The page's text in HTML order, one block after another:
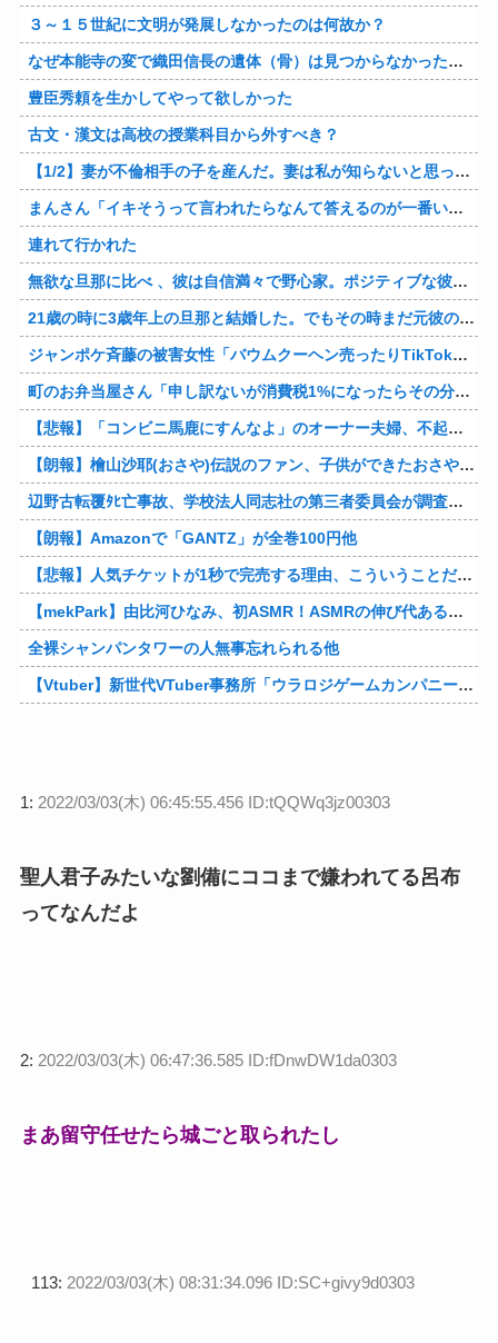
３～１５世紀に文明が発展しなかったのは何故か？
なぜ本能寺の変で織田信長の遺体（骨）は見つからなかったのか
豊臣秀頼を生かしてやって欲しかった
古文・漢文は高校の授業科目から外すべき？
【1/2】妻が不倫相手の子を産んだ。妻は私が知らないと思っている。遠方のため会うのは年に数回程度だが、今も不倫相手とは切れていない。そしてまもなく妻は不倫相手に会いに行く…
まんさん「イキそうって言われたらなんて答えるのが一番いい？」
連れて行かれた
無欲な旦那に比べ 、彼は自信満々で野心家。ポジティブな彼に惹かれバイト後や休みの日に会うようになり、男女の関係になるまで時間はいらなかった… だが彼はただのバカだったｗ
21歳の時に3歳年上の旦那と結婚した。でもその時まだ元彼のこと忘れられなくて、元彼の再アタックに負けて浮気しちゃって… でも結局ばれて旦那の辛そうな姿見て初めて後悔した…
ジャンポケ斉藤の被害女性「バウムクーヘン売ったりTikTokライブしててムカついたから示談しなかった」
町のお弁当屋さん「申し訳ないが消費税1%になったらその分商品代を値上げするわ」 「うちも！」
【悲報】「コンビニ馬鹿にすんなよ」のオーナー夫婦、不起訴ｗｗｗｗｗｗｗｗ
【朗報】檜山沙耶(おさや)伝説のファン、子供ができたおさやへの正直な気持ちを語るｗ
辺野古転覆ﾀﾋ亡事故、学校法人同志社の第三者委員会が調査報告書を公表 … 安全配慮義務違反や安全管理に関する検証を妨げた組織風土の存在を指摘
【朗報】Amazonで「GANTZ」が全巻100円他
【悲報】人気チケットが1秒で完売する理由、こういうことだったｗｗｗｗ他
【mekPark】由比河ひなみ、初ASMR！ASMRの伸び代あるよ他
全裸シャンパンタワーの人無事忘れられる他
【Vtuber】新世代VTuber事務所「ウラロジゲームカンパニー」より、ゲームの世界から“逆異世界転生”した5名が8月19日にデビュー！他
1: 2022/03/03(木) 06:45:55.456 ID:tQQWq3jz00303
聖人君子みたいな劉備にココまで嫌われてる呂布
ってなんだよ
2: 2022/03/03(木) 06:47:36.585 ID:fDnwDW1da0303
まあ留守任せたら城ごと取られたし
113: 2022/03/03(木) 08:31:34.096 ID:SC+givy9d0303